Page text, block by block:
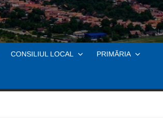
CONSILIUL LOCAL PRIMĂRIA